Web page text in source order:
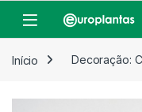
Open
Início Decoração: